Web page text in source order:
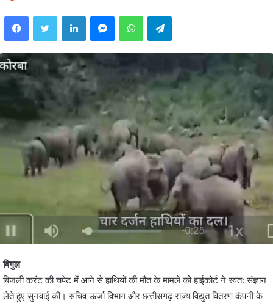
FacebookTwitter LinkedInMessengerWhatsAppTelegram
बिगुल
बिजली करंट की चपेट में आने से हाथियों की मौत के मामले को हाईकोर्ट ने स्वत: संज्ञान
लेते हुए सुनवाई की। सचिव ऊर्जा विभाग और छत्तीसगढ़ राज्य विद्युत वितरण कंपनी के